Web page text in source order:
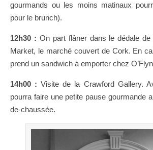
gourmands ou les moins matinaux
pour le brunch).
12h30 : On part flâner dans le dédale de
Market, le marché couvert de Cork. En
prend un sandwich à emporter chez
14h00 : Visite de la Crawford Gallery.
pourra faire une petite pause gourmande
de-chaussée.